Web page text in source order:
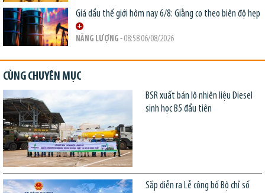
Giá dầu thế giới hôm nay 6/8: Giằng co theo biên độ hẹp
NĂNG LƯỢNG - 08:58 06/08/2026
CÙNG CHUYÊN MỤC
BSR xuất bán lô nhiên liệu Diesel
sinh học B5 đầu tiên
Sắp diễn ra Lễ công bố Bộ chỉ số